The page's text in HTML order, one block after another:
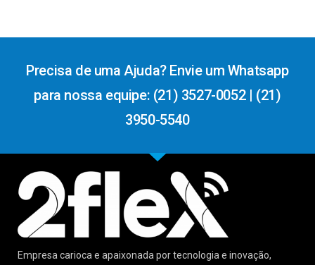
Precisa de uma Ajuda? Envie um Whatsapp
para nossa equipe: (21) 3527-0052 | (21)
3950-5540
Empresa carioca e apaixonada por tecnologia e inovação,